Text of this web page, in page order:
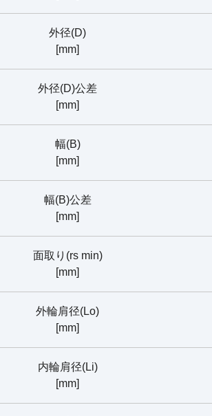
外径(D)
[mm]
外径(D)公差
[mm]
幅(B)
[mm]
幅(B)公差
[mm]
面取り(rs min)
[mm]
外輪肩径(Lo)
[mm]
内輪肩径(Li)
[mm]